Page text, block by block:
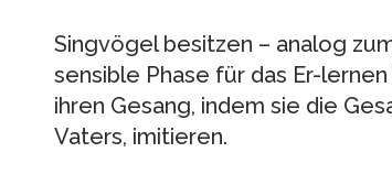
Singvögel besitzen – analog
sensible Phase für das Er-
ihren Gesang, indem sie die
Vaters, imitieren.